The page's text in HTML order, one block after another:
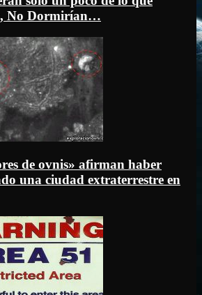
No Dormirían…
de ovnis» afirman haber
una ciudad extraterrestre en